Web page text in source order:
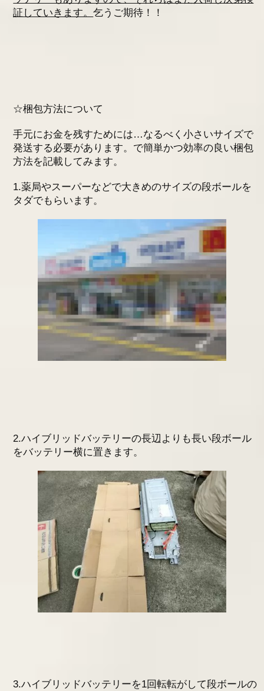
証していきます。乞うご期待！！
☆梱包方法について
手元にお金を残すためには…なるべく小さいサイズで
発送する必要があります。で簡単かつ効率の良い梱包
方法を記載してみます。
1.薬局やスーパーなどで大きめのサイズの段ボールを
タダでもらいます。
2.ハイブリッドバッテリーの長辺よりも長い段ボール
をバッテリー横に置きます。
3.ハイブリッドバッテリーを1回転転がして段ボールの